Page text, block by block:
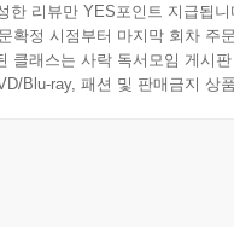
한 리뷰만 YES포인트 지급됩니
확정 시점부터 마지막 회차 주
클래스는 사락 독서모임 게시
Blu-ray, 패션 및 판매금지 상